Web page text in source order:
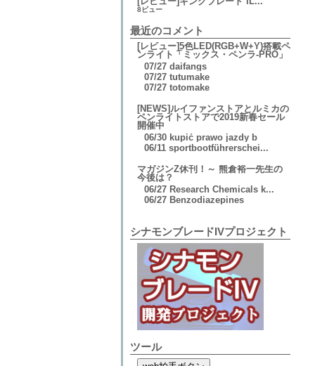
8ビュー
最近のコメント
[レビュー]5色LED(RGB+W+Y)搭載ペ
ンライト「ミックス・ペンラ-PRO」
07/27 daifangs
07/27 tutumake
07/27 totomake
[NEWS]ルイファンストアとルミカの
ペンライトストアで2019新春セール
開催中
06/30 kupić prawo jazdy b
06/11 sportbootführerschei...
マガジンZ休刊！～ 熊倉裕一先生の
今後は？
06/27 Research Chemicals k...
06/27 Benzodiazepines
シナモンブレードIVプロジェクト
ツール